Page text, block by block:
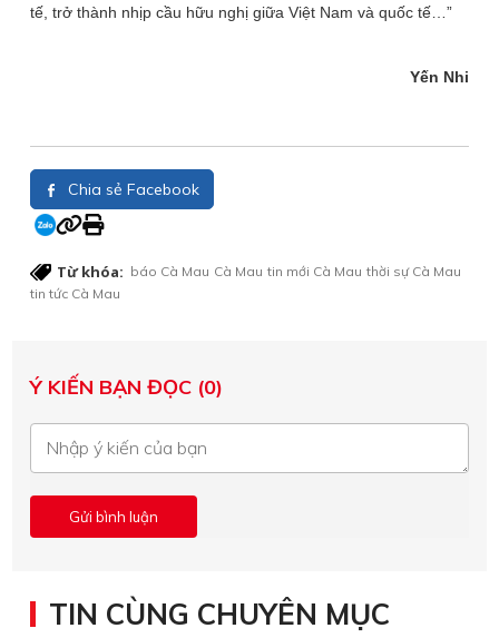
tế, trở thành nhịp cầu hữu nghị giữa Việt Nam và quốc tế…”
Yến Nhi
Chia sẻ Facebook
Từ khóa: báo Cà Mau Cà Mau tin mới Cà Mau thời sự Cà Mau
tin tức Cà Mau
Ý KIẾN BẠN ĐỌC (0)
TIN CÙNG CHUYÊN MỤC